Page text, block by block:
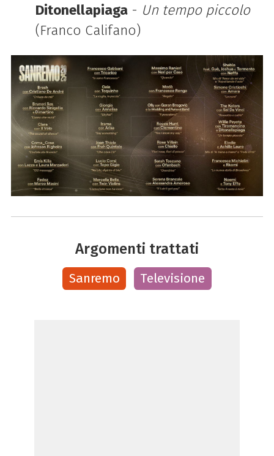
Ditonellapiaga- Un tempo piccolo
(Franco Califano)
Argomenti trattati
Sanremo Televisione